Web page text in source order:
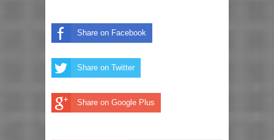
Share on Facebook
Share on Twitter
Share on Google Plus